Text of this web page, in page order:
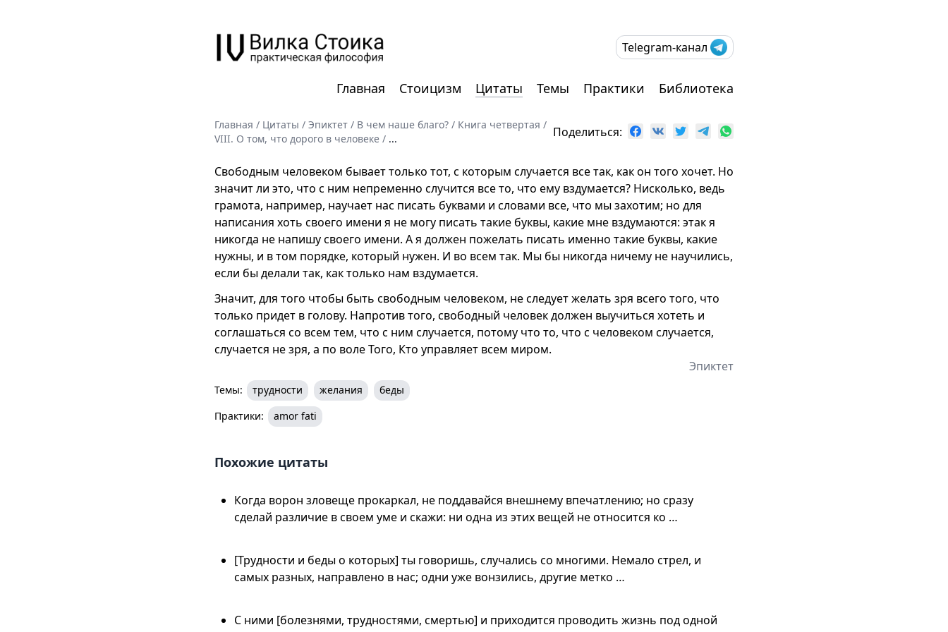
Telegram-канал
Главная Стоицизм Цитаты Темы Практики Библиотека
Главная / Цитаты / Эпиктет / В чем наше благо? / Книга четвертая /
VIII. О том, что дорого в человеке / ... Поделиться:
Свободным человеком бывает только тот, с которым случается все так, как он того хочет. Но
значит ли это, что с ним непременно случится все то, что ему вздумается? Нисколько, ведь
грамота, например, научает нас писать буквами и словами все, что мы захотим; но для
написания хоть своего имени я не могу писать такие буквы, какие мне вздумаются: этак я
никогда не напишу своего имени. А я должен пожелать писать именно такие буквы, какие
нужны, и в том порядке, который нужен. И во всем так. Мы бы никогда ничему не научились,
если бы делали так, как только нам вздумается.
Значит, для того чтобы быть свободным человеком, не следует желать зря всего того, что
только придет в голову. Напротив того, свободный человек должен выучиться хотеть и
соглашаться со всем тем, что с ним случается, потому что то, что с человеком случается,
случается не зря, а по воле Того, Кто управляет всем миром.
Эпиктет
Темы: трудности желания
беды
Практики:
amor fati
Похожие цитаты
Когда ворон зловеще прокаркал, не поддавайся внешнему впечатлению; но сразу
сделай различие в своем уме и скажи: ни одна из этих вещей не относится ко …
[Трудности и беды о которых] ты говоришь, случались со многими. Немало стрел, и
самых разных, направлено в нас; одни уже вонзились, другие метко …
С ними [болезнями, трудностями, смертью] и приходится проводить жизнь под одной